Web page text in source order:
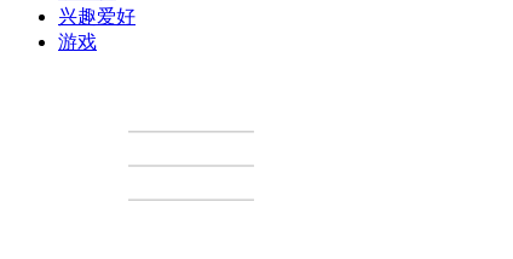
兴趣爱好
游戏